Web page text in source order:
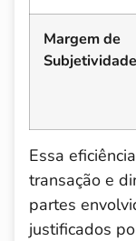
Margem de
Subjetividade
Essa
transação e
partes
justificados